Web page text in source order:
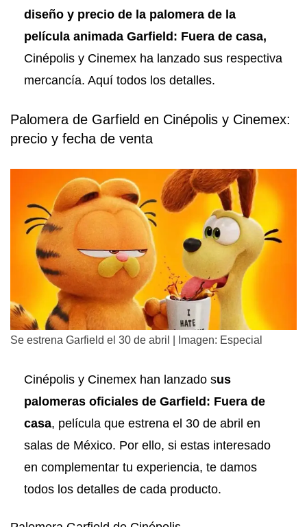
diseño y precio de la palomera de la
película animada Garfield: Fuera de casa,
Cinépolis y Cinemex ha lanzado sus respectiva
mercancía. Aquí todos los detalles.
Palomera de Garfield en Cinépolis y Cinemex:
precio y fecha de venta
Se estrena Garfield el 30 de abril | Imagen: Especial
Cinépolis y Cinemex han lanzado sus
palomeras oficiales de Garfield: Fuera de
casa, película que estrena el 30 de abril en
salas de México. Por ello, si estas interesado
en complementar tu experiencia, te damos
todos los detalles de cada producto.